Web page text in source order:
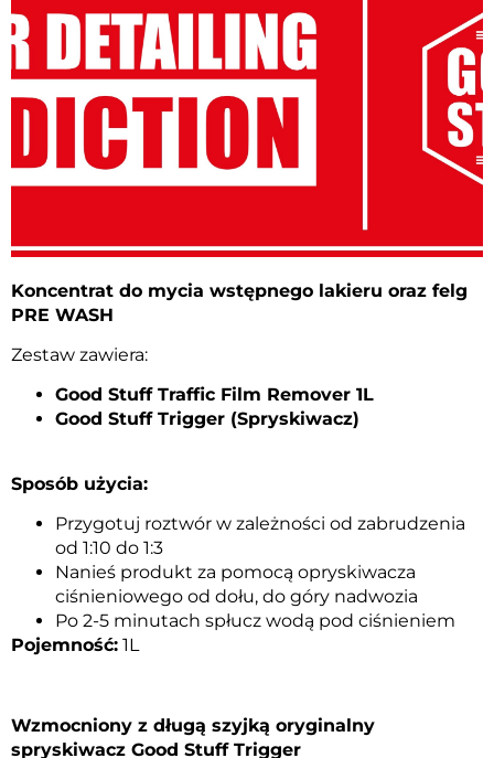
Koncentrat do mycia wstępnego lakieru oraz felg
PRE WASH
Zestaw zawiera:
Good Stuff Traffic Film Remover 1L
Good Stuff Trigger (Spryskiwacz)
Sposób użycia:
Przygotuj roztwór w zależności od zabrudzenia
od 1:10 do 1:3
Nanieś produkt za pomocą opryskiwacza
ciśnieniowego od dołu, do góry nadwozia
Po 2-5 minutach spłucz wodą pod ciśnieniem
Pojemność: 1L
Wzmocniony z długą szyjką oryginalny
spryskiwacz Good Stuff Trigger